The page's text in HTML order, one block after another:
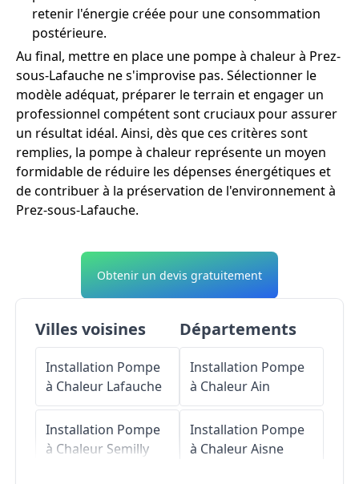
retenir l'énergie créée pour une consommation
postérieure.
Au final, mettre en place une pompe à chaleur à Prez-
sous-Lafauche ne s'improvise pas. Sélectionner le
modèle adéquat, préparer le terrain et engager un
professionnel compétent sont cruciaux pour assurer
un résultat idéal. Ainsi, dès que ces critères sont
remplies, la pompe à chaleur représente un moyen
formidable de réduire les dépenses énergétiques et
de contribuer à la préservation de l'environnement à
Prez-sous-Lafauche.
Obtenir un devis gratuitement
Villes voisines
Installation Pompe
à Chaleur Lafauche
Installation Pompe
à Chaleur Semilly
Départements
Installation Pompe
à ChaleurAin
Installation Pompe
à ChaleurAisne